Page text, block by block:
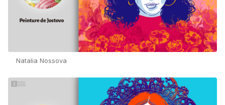
Natalia Nossova